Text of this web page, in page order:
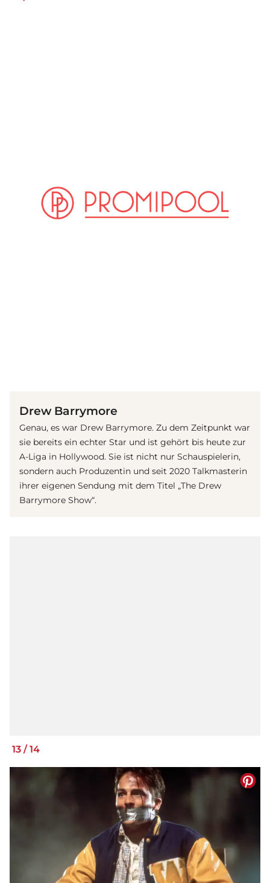
Drew Barrymore
Genau, es war Drew Barrymore. Zu dem Zeitpunkt war
sie bereits ein echter Star und ist gehört bis heute zur
A-Liga in Hollywood. Sie ist nicht nur Schauspielerin,
sondern auch Produzentin und seit 2020 Talkmasterin
ihrer eigenen Sendung mit dem Titel „The Drew
Barrymore Show“.
13 / 14